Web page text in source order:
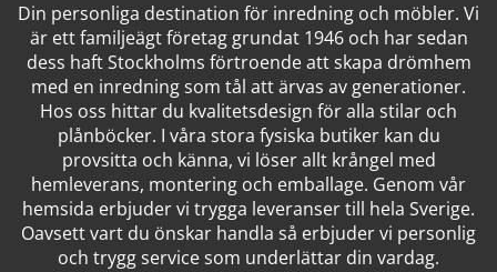
Din personliga destination för inredning och möbler. Vi
är ett familjeägt företag grundat 1946 och har sedan
dess haft Stockholms förtroende att skapa drömhem
med en inredning som tål att ärvas av generationer.
Hos oss hittar du kvalitetsdesign för alla stilar och
plånböcker. I våra stora fysiska butiker kan du
provsitta och känna, vi löser allt krångel med
hemleverans, montering och emballage. Genom vår
hemsida erbjuder vi trygga leveranser till hela Sverige.
Oavsett vart du önskar handla så erbjuder vi personlig
och trygg service som underlättar din vardag.